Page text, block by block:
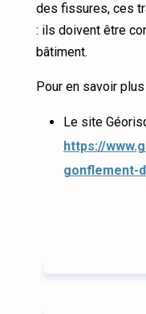
des fissures, ces
: ils doivent être
bâtiment.
Pour en savoir plus
Le site
https://
gonflement-